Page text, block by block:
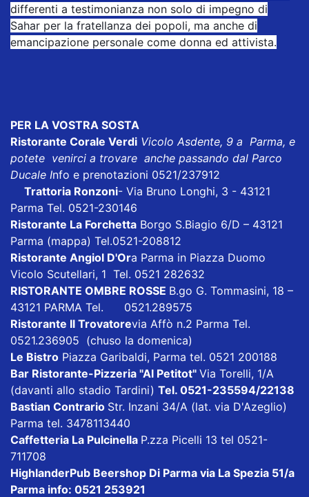
differenti a testimonianza non solo di impegno di
Sahar per la fratellanza dei popoli, ma anche di
emancipazione personale come donna ed attivista.
PER LA VOSTRA SOSTA
Ristorante Corale Verdi Vicolo Asdente, 9 a Parma, e
potete venirci a trovare anche passando dal Parco
Ducale Info e prenotazioni 0521/237912
Trattoria Ronzoni- Via Bruno Longhi, 3 - 43121
Parma Tel. 0521-230146
Ristorante La Forchetta Borgo S.Biagio 6/D – 43121
Parma (mappa) Tel.0521-208812
Ristorante Angiol D'Ora Parma in Piazza Duomo
Vicolo Scutellari, 1 Tel. 0521 282632
RISTORANTE OMBRE ROSSE B.go G. Tommasini, 18 –
43121 PARMA Tel. 0521.289575
Ristorante Il Trovatorevia Affò n.2 Parma Tel.
0521.236905 (chuso la domenica)
Le Bistro Piazza Garibaldi, Parma tel. 0521 200188
Bar Ristorante-Pizzeria "Al Petitot" Via Torelli, 1/A
(davanti allo stadio Tardini) Tel. 0521-235594/22138
Bastian Contrario Str. Inzani 34/A (lat. via D'Azeglio)
Parma tel. 3478113440
Caffetteria La Pulcinella P.zza Picelli 13 tel 0521-
711708
HighlanderPub Beershop Di Parma via La Spezia 51/a
Parma info: 0521 253921